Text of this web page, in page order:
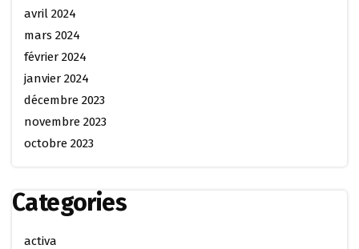
avril 2024
mars 2024
février 2024
janvier 2024
décembre 2023
novembre 2023
octobre 2023
Categories
activa